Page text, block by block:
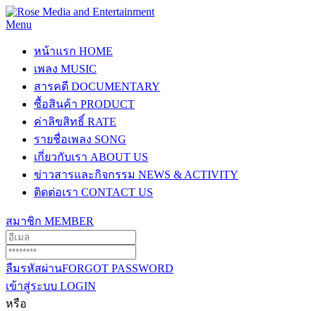
Menu
หน้าแรก HOME
เพลง MUSIC
สารคดี DOCUMENTARY
ซื้อสินค้า PRODUCT
ค่าลิขสิทธิ์ RATE
รายชื่อเพลง SONG
เกี่ยวกับเรา ABOUT US
ข่าวสารและกิจกรรม NEWS & ACTIVITY
ติดต่อเรา CONTACT US
สมาชิก MEMBER
ลืมรหัสผ่านFORGOT PASSWORD
เข้าสู่ระบบ LOGIN
หรือ